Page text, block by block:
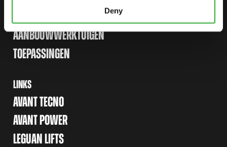
Deny
AANBOUWWERKTUIGEN
TOEPASSINGEN
LINKS
AVANT TECNO
AVANT POWER
LEGUAN LIFTS